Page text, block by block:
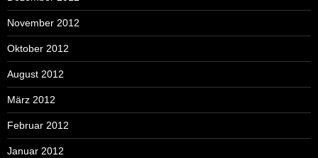
November 2012
Oktober 2012
August 2012
März 2012
Februar 2012
Januar 2012